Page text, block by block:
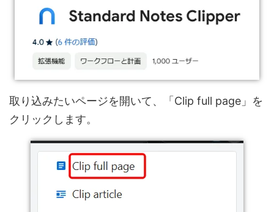
取り込みたいページを開いて、「Clip full page」を
クリックします。